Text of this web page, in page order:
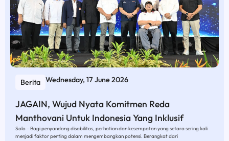
Berita Wednesday, 17 June 2026
JAGAIN, Wujud Nyata Komitmen Reda
Manthovani Untuk Indonesia Yang Inklusif
Solo – Bagi penyandang disabilitas, perhatian dan kesempatan yang setara sering kali
menjadi faktor penting dalam mengembangkan potensi. Berangkat dari